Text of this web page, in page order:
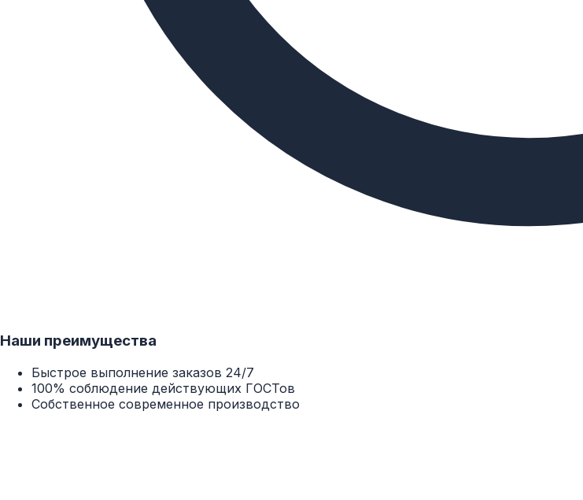
Наши преимущества
Быстрое выполнение заказов 24/7
100% соблюдение действующих ГОСТов
Собственное современное производство